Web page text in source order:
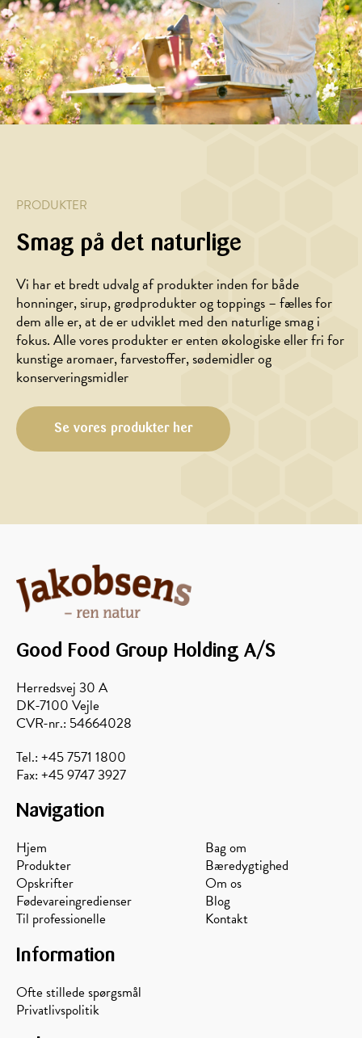
PRODUKTER
Smag på det naturlige
Vi har et bredt udvalg af produkter inden for både
honninger, sirup, grødprodukter og toppings – fælles for
dem alle er, at de er udviklet med den naturlige smag i
fokus. Alle vores produkter er enten økologiske eller fri for
kunstige aromaer, farvestoffer, sødemidler og
konserveringsmidler
Se vores produkter her
Good Food Group Holding A/S
Herredsvej 30 A
DK-7100 Vejle
CVR-nr.: 54664028
Tel.: +45 7571 1800
Fax: +45 9747 3927
Navigation
Hjem
Produkter
Opskrifter
Fødevareingredienser
Til professionelle
Bag om
Bæredygtighed
Om os
Blog
Kontakt
Information
Ofte stillede spørgsmål
Privatlivspolitik